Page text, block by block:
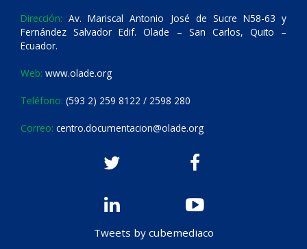
Dirección: Av. Mariscal Antonio José de Sucre N58-63 y
Fernández Salvador Edif. Olade – San Carlos, Quito –
Ecuador.
Web: www.olade.org
Teléfono: (593 2) 259 8122 / 2598 280
Correo: centro.documentacion@olade.org
Tweets by cubemediaco